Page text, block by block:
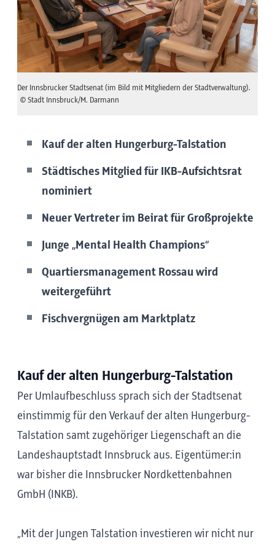
Der Innsbrucker Stadtsenat (im Bild mit Mitgliedern der Stadtverwaltung).
© Stadt Innsbruck/M. Darmann
Kauf der alten Hungerburg-Talstation
Städtisches Mitglied für IKB-Aufsichtsrat
nominiert
Neuer Vertreter im Beirat für Großprojekte
Junge „Mental Health Champions“
Quartiersmanagement Rossau wird
weitergeführt
Fischvergnügen am Marktplatz
Kauf der alten Hungerburg-Talstation
Per Umlaufbeschluss sprach sich der Stadtsenat
einstimmig für den Verkauf der alten Hungerburg-
Talstation samt zugehöriger Liegenschaft an die
Landeshauptstadt Innsbruck aus. Eigentümer:in
war bisher die Innsbrucker Nordkettenbahnen
GmbH (INKB).
„Mit der Jungen Talstation investieren wir nicht nur